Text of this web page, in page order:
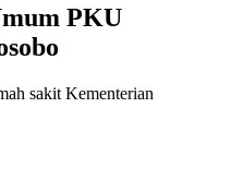
PKU
sakit Kementerian